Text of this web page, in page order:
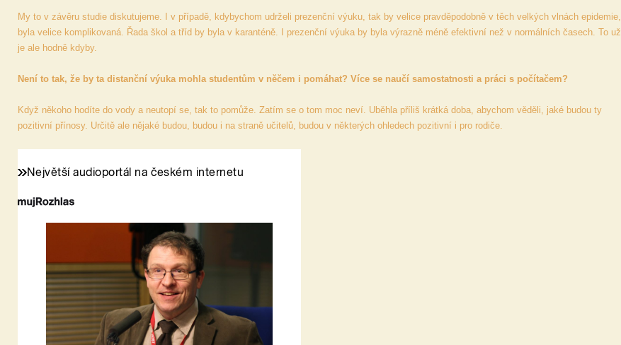
My to v závěru studie diskutujeme. I v případě, kdybychom udrželi prezenční výuku, tak by velice pravděpodobně v těch velkých vlnách epidemie,
byla velice komplikovaná. Řada škol a tříd by byla v karanténě. I prezenční výuka by byla výrazně méně efektivní než v normálních časech. To už
je ale hodně kdyby.
Není to tak, že by ta distanční výuka mohla studentům v něčem i pomáhat? Více se naučí samostatnosti a práci s počítačem?
Když někoho hodíte do vody a neutopí se, tak to pomůže. Zatím se o tom moc neví. Uběhla příliš krátká doba, abychom věděli, jaké budou ty
pozitivní přínosy. Určitě ale nějaké budou, budou i na straně učitelů, budou v některých ohledech pozitivní i pro rodiče.